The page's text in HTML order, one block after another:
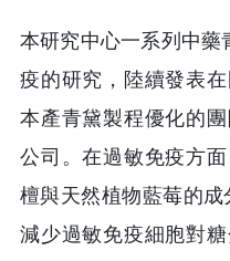
本研究中心一系列中藥
疫的研究，陸續發表
本產青黛製程優化的
公司。在過敏免疫方
檀與天然植物藍莓的
減少過敏免疫細胞對